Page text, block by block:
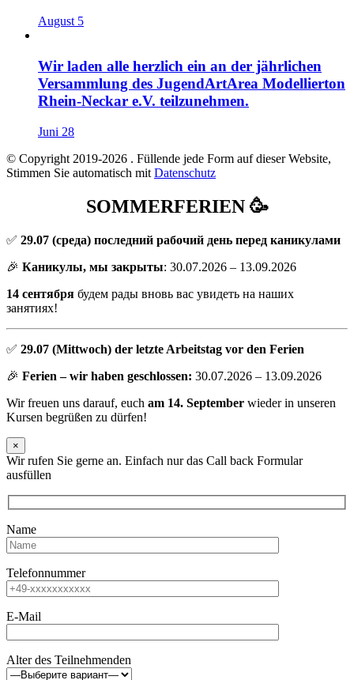
August 5
Wir laden alle herzlich ein an der jährlichen
Versammlung des JugendArtArea Modellierton
Rhein-Neckar e.V. teilzunehmen.
Juni 28
© Copyright 2019-2026 . Füllende jede Form auf dieser Website,
Stimmen Sie automatisch mit Datenschutz
SOMMERFERIEN 🥳
✅ 29.07 (среда) последний рабочий день перед каникулами
🎉 Каникулы, мы закрыты: 30.07.2026 – 13.09.2026
14 сентября будем рады вновь вас увидеть на наших
занятиях!
✅ 29.07 (Mittwoch) der letzte Arbeitstag vor den Ferien
🎉 Ferien – wir haben geschlossen: 30.07.2026 – 13.09.2026
Wir freuen uns darauf, euch am 14. September wieder in unseren
Kursen begrüßen zu dürfen!
×
Wir rufen Sie gerne an. Einfach nur das Call back Formular
ausfüllen
Name
Telefonnummer
E-Mail
Alter des Teilnehmenden